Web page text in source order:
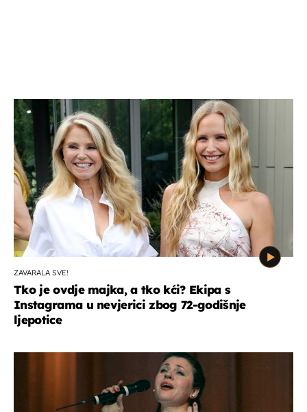
ZAVARALA SVE!
Tko je ovdje majka, a tko kći? Ekipa s
Instagrama u nevjerici zbog 72-godišnje
ljepotice